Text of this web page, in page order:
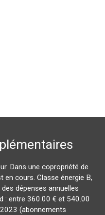
Dans une copropriété de
en cours. Classe énergie B,
dépenses annuelles
: entre 360.00 € et 540.00
(abonnements